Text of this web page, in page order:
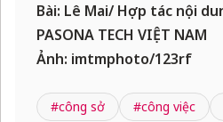
Bài: Lê Mai/ Hợp tác nội
PASONA TECH VIỆT NAM
Ảnh: imtmphoto/123rf
#công sở #công việc